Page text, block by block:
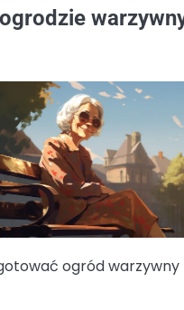
ogród warzywny